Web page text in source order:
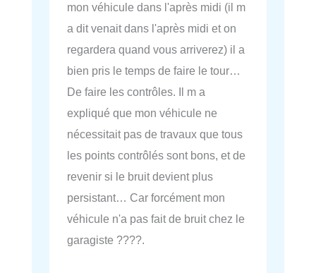
mon véhicule dans l'après midi (il m
a dit venait dans l'après midi et on
regardera quand vous arriverez) il a
bien pris le temps de faire le tour…
De faire les contrôles. Il m a
expliqué que mon véhicule ne
nécessitait pas de travaux que tous
les points contrôlés sont bons, et de
revenir si le bruit devient plus
persistant… Car forcément mon
véhicule n'a pas fait de bruit chez le
garagiste ????.